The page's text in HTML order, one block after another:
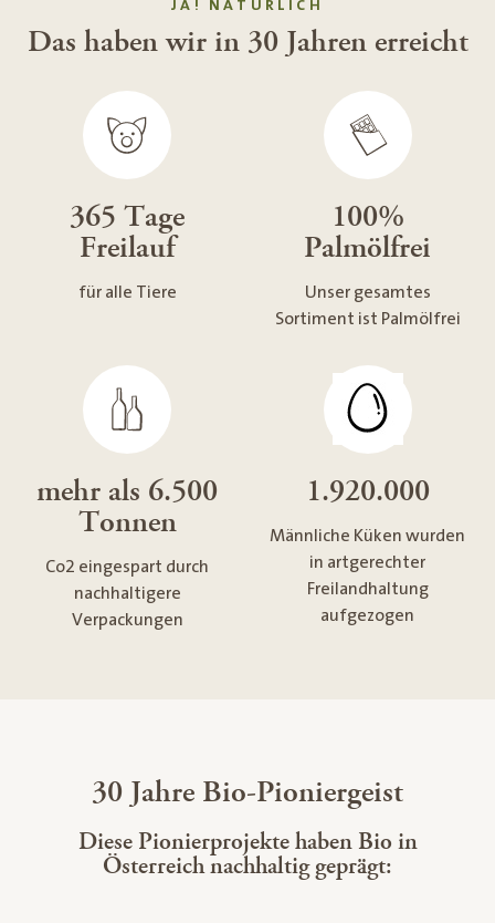
JA! NATÜRLICH
Das haben wir in 30 Jahren erreicht
365 Tage
Freilauf
für alle Tiere
100%
Palmölfrei
Unser gesamtes
Sortiment ist Palmölfrei
mehr als 6.500
Tonnen
Co2 eingespart durch
nachhaltigere
Verpackungen
1.920.000
Männliche Küken wurden
in artgerechter
Freilandhaltung
aufgezogen
30 Jahre Bio-Pioniergeist
Diese Pionierprojekte haben Bio in
Österreich nachhaltig geprägt: